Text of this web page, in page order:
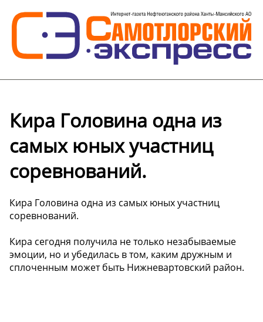
Кира Головина одна из
самых юных участниц
соревнований.
Кира Головина одна из самых юных участниц
соревнований.
Кира сегодня получила не только незабываемые
эмоции, но и убедилась в том, каким дружным и
сплоченным может быть Нижневартовский район.